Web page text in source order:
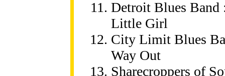
Detroit Blues Band
Little Girl
City Limit Blues
Way Out
Sharecroppers of